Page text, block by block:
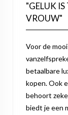
"GELUK
VROUW"
Voor de
betaalbare
kopen. Ook
behoort
biedt je een